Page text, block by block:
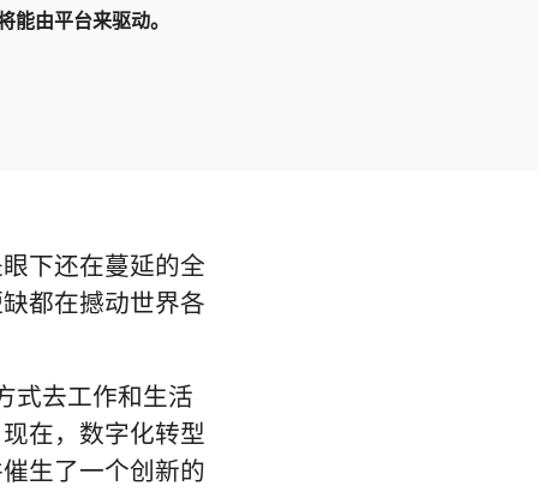
由平台来驱动。
下还在蔓延的全
都在撼动世界各
式去工作和生活
在，数字化转型
生了一个创新的